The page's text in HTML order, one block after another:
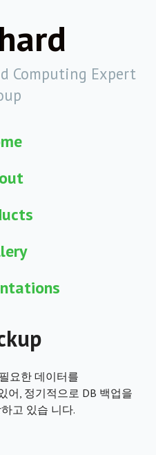
Computing Expert
요한 데이터를
어, 정기적으로 DB 백업을
고 있습 니다.